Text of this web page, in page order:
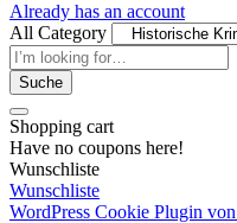
Already has an account
All Category
Suche
Shopping cart
Have no coupons here!
Wunschliste
Wunschliste
WordPress Cookie Plugin